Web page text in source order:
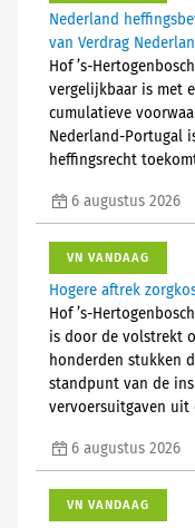
Nederland
van Verdrag
Hof ’s-
vergelijkbaar is met
cumulatieve
Nederland-Portugal
heffingsrecht
6 augustus 2026
VN VANDAAG
Hogere aftrek
Hof ’s-
is door de volstrekt
honderden stukken
standpunt van de
vervoersuitgaven uit
6 augustus 2026
VN VANDAAG